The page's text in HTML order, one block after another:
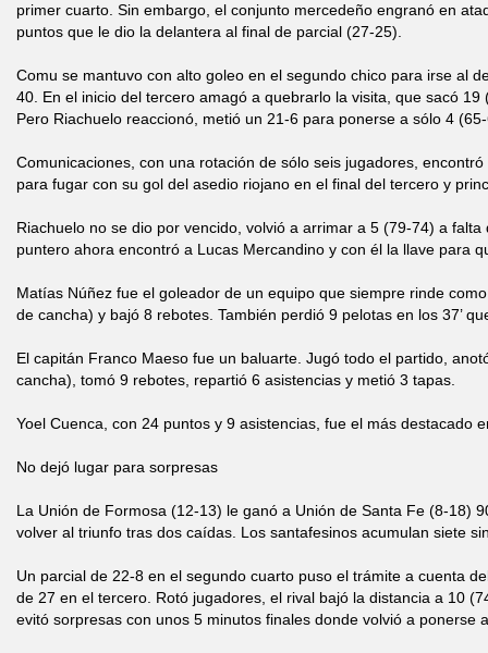
primer cuarto. Sin embargo, el conjunto mercedeño engranó en
puntos que le dio la delantera al final de parcial (27-25).
Comu se mantuvo con alto goleo en el segundo chico para irse al
40. En el inicio del tercero amagó a quebrarlo la visita, que sacó
Pero Riachuelo reaccionó, metió un 21-6 para ponerse a sólo 4
Comunicaciones, con una rotación de sólo seis jugadores,
para fugar con su gol del asedio riojano en el final del tercero y
Riachuelo no se dio por vencido, volvió a arrimar a 5 (79-74) a falta
puntero ahora encontró a Lucas Mercandino y con él la llave para
Matías Núñez fue el goleador de un equipo que siempre rinde
de cancha) y bajó 8 rebotes. También perdió 9 pelotas en los 37’
El capitán Franco Maeso fue un baluarte. Jugó todo el partido,
cancha), tomó 9 rebotes, repartió 6 asistencias y metió 3 tapas.
Yoel Cuenca, con 24 puntos y 9 asistencias, fue el más destacado
No dejó lugar para sorpresas
La Unión de Formosa (12-13) le ganó a Unión de Santa Fe (8-18)
volver al triunfo tras dos caídas. Los santafesinos acumulan siete
Un parcial de 22-8 en el segundo cuarto puso el trámite a cuenta
de 27 en el tercero. Rotó jugadores, el rival bajó la distancia a 10
evitó sorpresas con unos 5 minutos finales donde volvió a ponerse